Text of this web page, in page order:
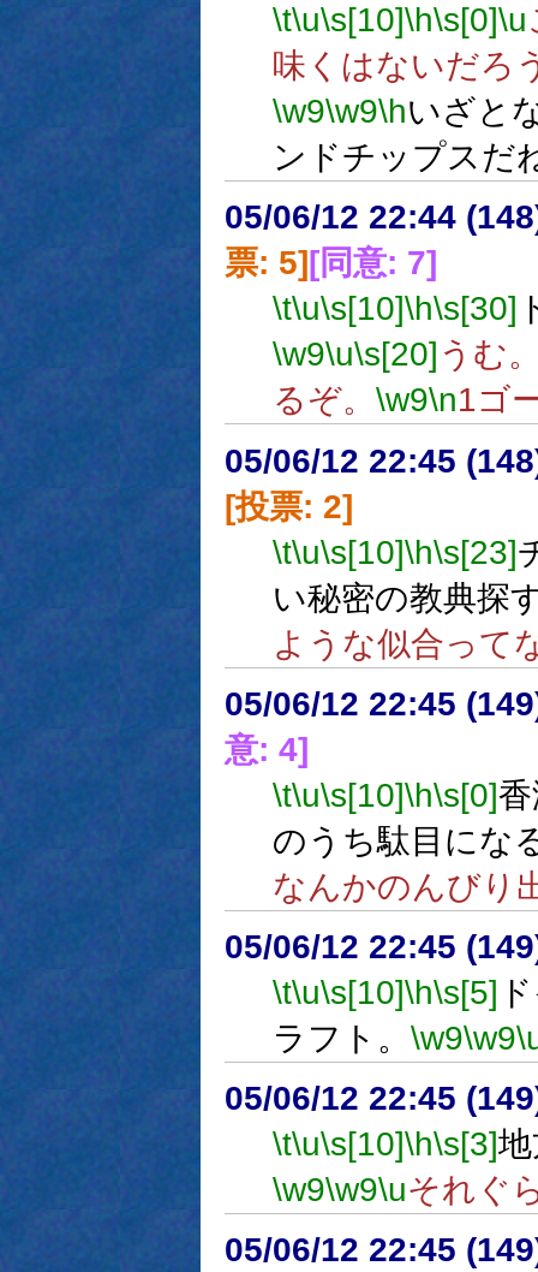
\t\u\s[10]\h\s[0]\u
味くはないだろ
\w9\w9\hいざと
ンドチップスだ
05/06/12 22:44
票: 5] [同意: 7]
\t\u\s[10]\h\s[30]
\w9\u\s[20] うむ
るぞ。 \w9\n1ゴ
05/06/12 22:45
[投票: 2]
\t\u\s[10]\h\s[23]
い秘密の教典探
ような似合って
05/06/12 22:45
意: 4]
\t\u\s[10]\h\s[0]
のうち駄目にな
なんかのんびり
05/06/12 22:45
\t\u\s[10]\h\s[5]
ラフト。 \w9\w9
05/06/12 22:45
\t\u\s[10]\h\s[3]
\w9\w9\uそれぐ
05/06/12 22:45